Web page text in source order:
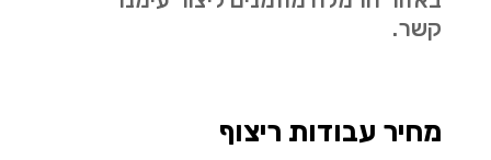
קשר.
מחיר עבודות ריצוף